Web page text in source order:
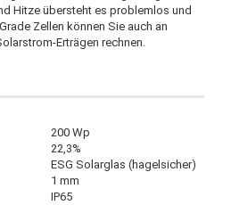
Hitze übersteht es problemlos und
Zellen können Sie auch an
Erträgen rechnen.
200 Wp
22,3%
ESG Solarglas (hagelsicher)
1 mm
IP65